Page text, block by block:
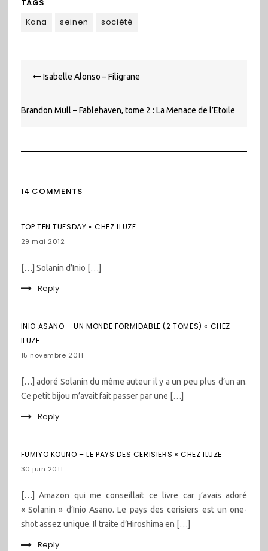
TAGS
Kana
seinen société
de Isabelle Alonso – Filigrane
Brandon Mull – Fablehaven, tome 2 : La Menace de l’Etoile
14 COMMENTS
TOP TEN TUESDAY « CHEZ ILUZE
29 mai 2012
[…] Solanin d’Inio […]
Reply
INIO ASANO – UN MONDE FORMIDABLE (2 TOMES) « CHEZ
ILUZE
15 novembre 2011
[…] adoré Solanin du même auteur il y a un peu plus d’un an.
Ce petit bijou m’avait fait passer par une […]
Reply
FUMIYO KOUNO – LE PAYS DES CERISIERS « CHEZ ILUZE
30 juin 2011
[…] Amazon qui me conseillait ce livre car j’avais adoré
« Solanin » d’Inio Asano. Le pays des cerisiers est un one-
shot assez unique. Il traite d’Hiroshima en […]
Reply